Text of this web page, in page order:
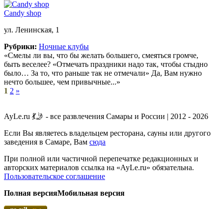
Candy shop
ул. Ленинская, 1
Рубрики: Ночные клубы
«Смелы ли вы, что бы желать большего, смеяться громче,
быть веселее? «Отмечать праздники надо так, чтобы стыдно
было… За то, что раньше так не отмечали» Да, Вам нужно
нечто большее, чем привычные...»
1 2 »
AyLe.ru 💃🤳 - все развлечения Самары и России | 2012 - 2026
Если Вы являетесь владельцем ресторана, сауны или другого
заведения в Самаре, Вам сюда
При полной или частичной перепечатке редакционных и
авторских материалов ссылка на «AyLe.ru» обязательна.
Пользовательское соглашение
Полная версияМобильная версия